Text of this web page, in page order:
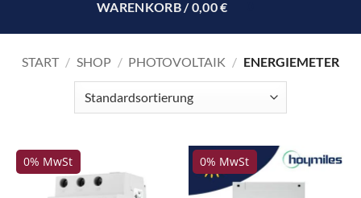
WARENKORB /0,00€
START / SHOP / PHOTOVOLTAIK / ENERGIEMETER
0% MwSt 0% MwSt